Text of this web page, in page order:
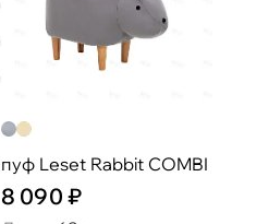
пуф Leset Rabbit COMBI
8 090 ₽